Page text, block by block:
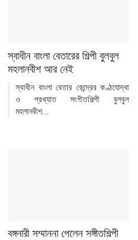
স্বাধীন বাংলা বেতারের শিল্পী বুলবুল
মহলানবীশ আর নেই
স্বাধীন বাংলা বেতার কেন্দ্রের কণ্ঠযোদ্ধা
ও প্রখ্যাত সংগীতশিল্পী বুলবুল
মহলানবীশ...
বঙ্গনারী সম্মাননা পেলেন সঙ্গীতশিল্পী